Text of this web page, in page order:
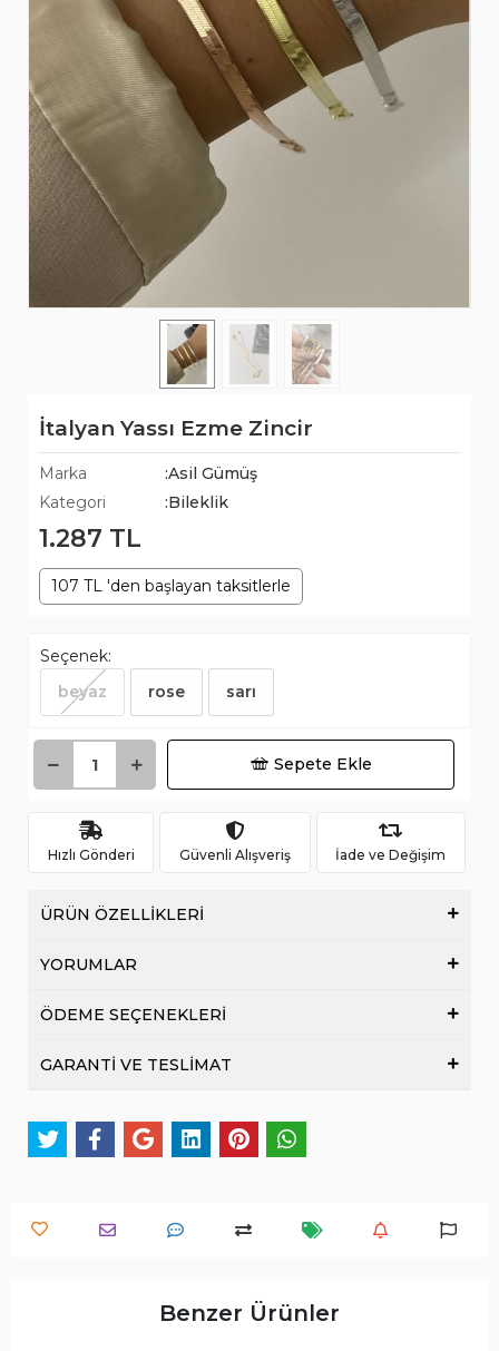
İtalyan Yassı Ezme Zincir
Marka
:Asil Gümüş
Kategori
:Bileklik
1.287 TL
107 TL 'den başlayan taksitlerle
Seçenek:
beyaz
rose sarı
Sepete Ekle
Hızlı Gönderi Güvenli Alışveriş İade ve Değişim
ÜRÜN ÖZELLİKLERİ
YORUMLAR
ÖDEME SEÇENEKLERİ
GARANTİ VE TESLİMAT
Benzer Ürünler